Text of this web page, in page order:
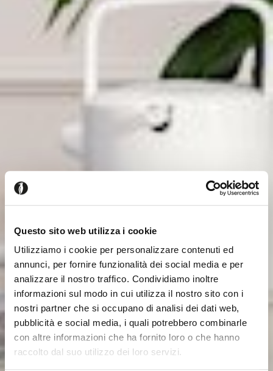
Questo sito web utilizza i cookie
Utilizziamo i cookie per personalizzare contenuti ed
annunci, per fornire funzionalità dei social media e per
analizzare il nostro traffico. Condividiamo inoltre
informazioni sul modo in cui utilizza il nostro sito con i
nostri partner che si occupano di analisi dei dati web,
pubblicità e social media, i quali potrebbero combinarle
con altre informazioni che ha fornito loro o che hanno
raccolto dal suo utilizzo dei loro servizi.
Schliessen